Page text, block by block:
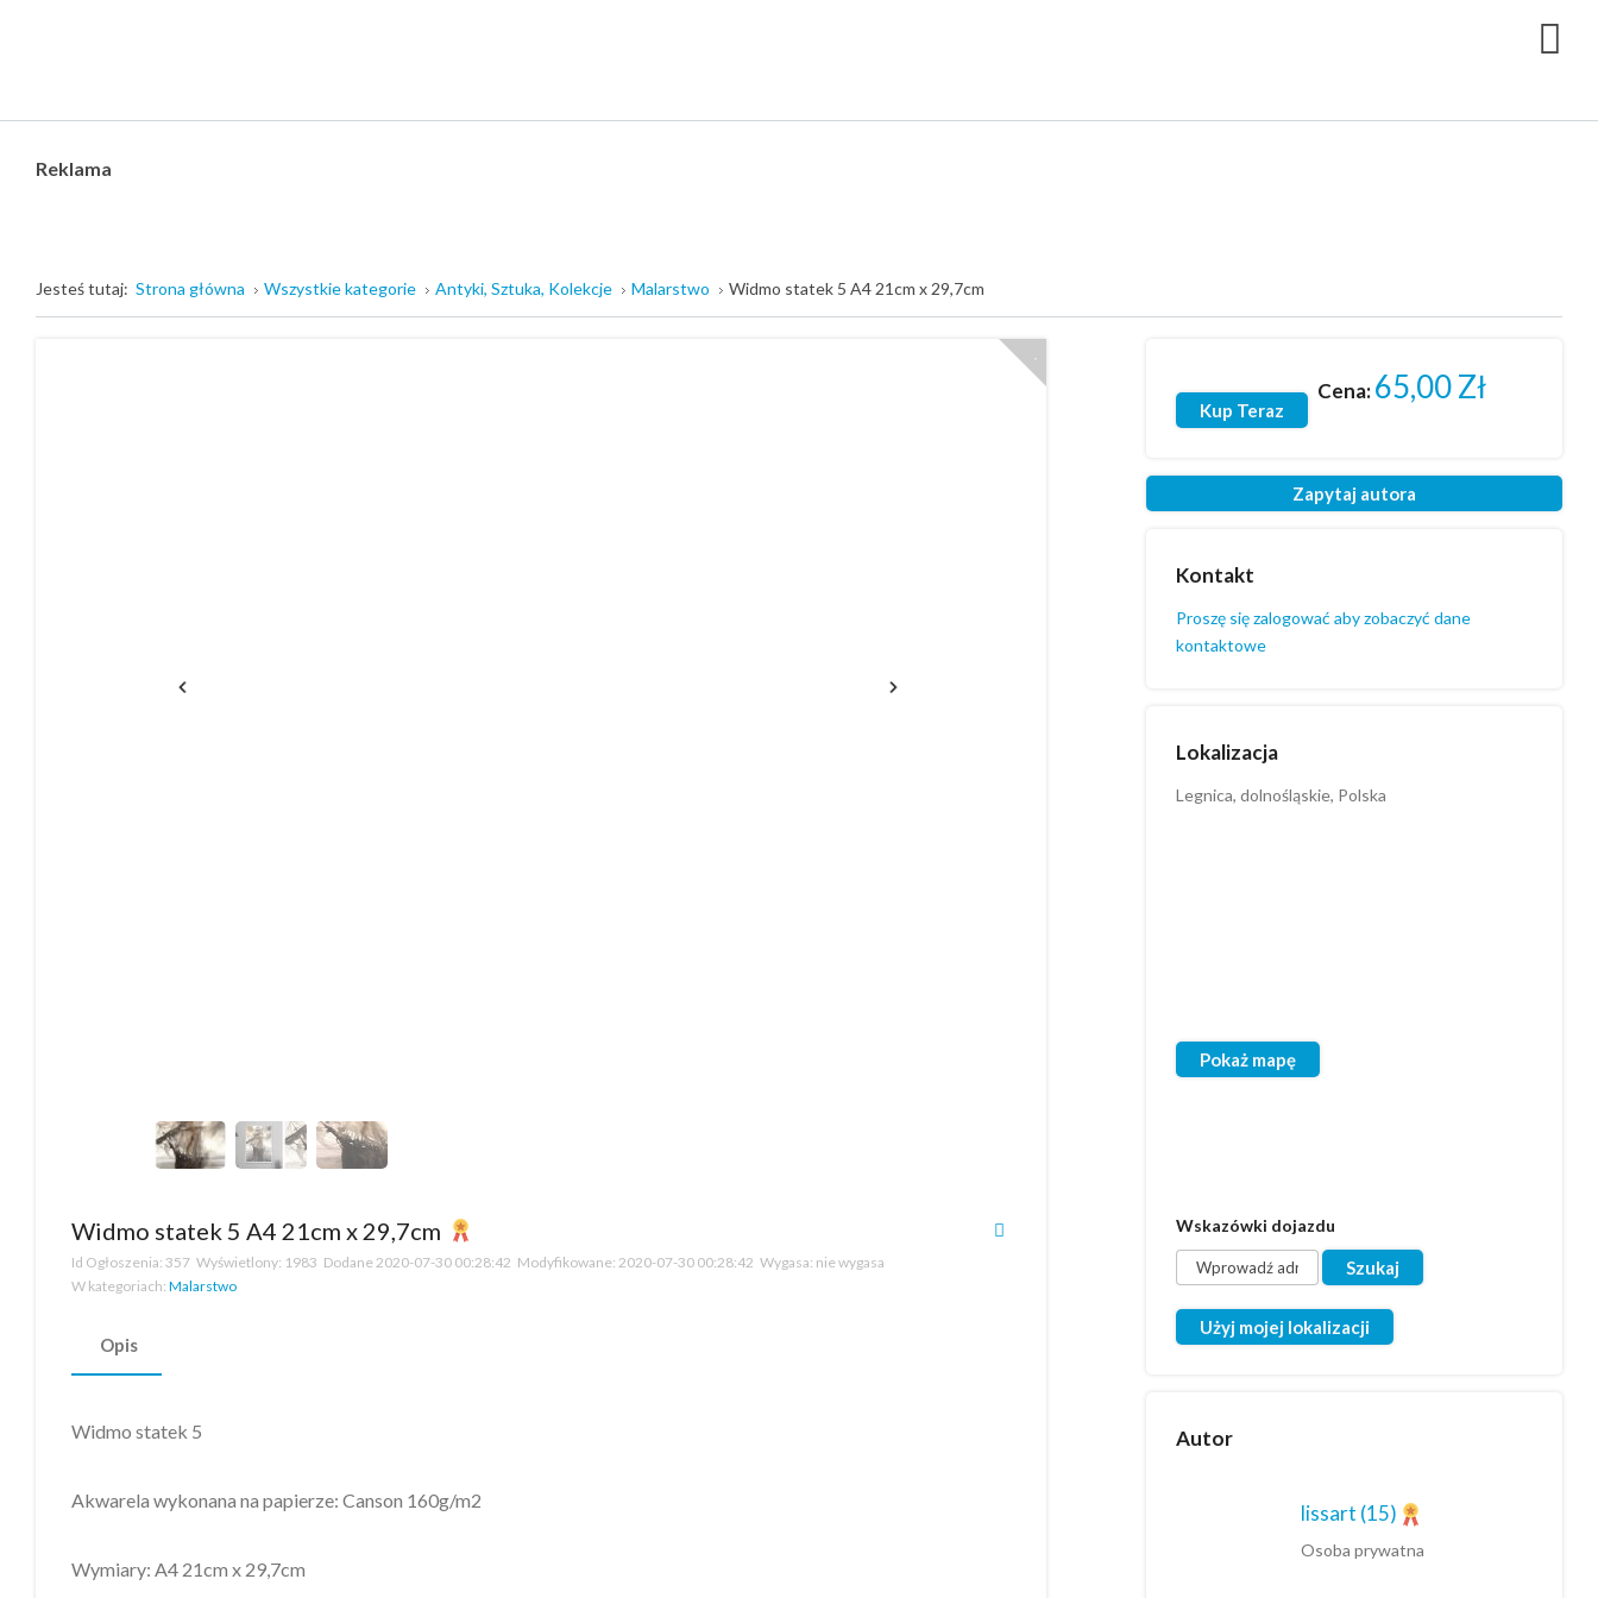
Reklama
Jesteś tutaj: Strona główna Wszystkie kategorie Antyki, Sztuka, Kolekcje Malarstwo Widmo statek 5 A4 21cm x 29,7cm
Cena:65,00Zł
Kup Teraz
Zapytaj autora
Kontakt
Proszę się zalogować aby zobaczyć dane
kontaktowe
Lokalizacja
Legnica, dolnośląskie, Polska
Pokaż mapę
Wskazówki dojazdu
Użyj mojej lokalizacji
Autor
lissart (15)
Osoba prywatna
Widmo statek 5 A4 21cm x 29,7cm
Id Ogłoszenia: 357 Wyświetlony: 1983 Dodane2020-07-30 00:28:42 Modyfikowane: 2020-07-30 00:28:42 Wygasa: nie wygasa
W kategoriach: Malarstwo
Opis
Widmo statek 5
Akwarela wykonana na papierze: Canson 160g/m2
Wymiary: A4 21cm x 29,7cm